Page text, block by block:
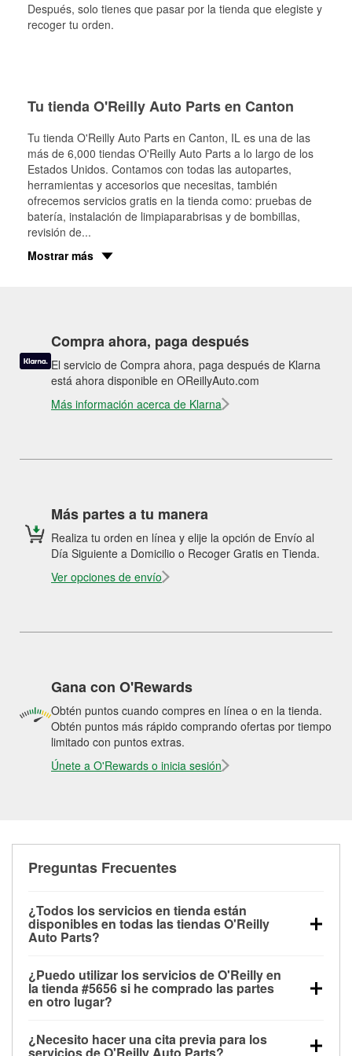
Después, solo tienes que pasar por la tienda que elegiste y
recoger tu orden.
Tu tienda O'Reilly Auto Parts en Canton
Tu tienda O'Reilly Auto Parts en Canton, IL es una de las
más de 6,000 tiendas O'Reilly Auto Parts a lo largo de los
Estados Unidos. Contamos con todas las autopartes,
herramientas y accesorios que necesitas, también
ofrecemos servicios gratis en la tienda como: pruebas de
batería, instalación de limpiaparabrisas y de bombillas,
revisión de...
Mostrar más
Compra ahora, paga después
El servicio de Compra ahora, paga después de Klarna
está ahora disponible en OReillyAuto.com
Más información acerca de Klarna
Más partes a tu manera
Realiza tu orden en línea y elije la opción de Envío al
Día Siguiente a Domicilio o Recoger Gratis en Tienda.
Ver opciones de envío
Gana con O'Rewards
Obtén puntos cuando compres en línea o en la tienda.
Obtén puntos más rápido comprando ofertas por tiempo
limitado con puntos extras.
Únete a O'Rewards o inicia sesión
Preguntas Frecuentes
¿Todos los servicios en tienda están
disponibles en todas las tiendas O'Reilly
Auto Parts?
las pruebas de batería, pruebas de alternador y
motor de arranque, revisión de la luz “Check Engine”
con O'Reilly VeriScan® e instalación de
limpiaparabrisas o bombillas, están disponibles en
todas las tiendas O'Reilly Auto Parts. La tienda
¿Puedo utilizar los servicios de O'Reilly en
la tienda #5656 si he comprado las partes
en otro lugar?
de O'Reilly Auto Parts que estén disponibles en la
¿Necesito hacer una cita previa para los